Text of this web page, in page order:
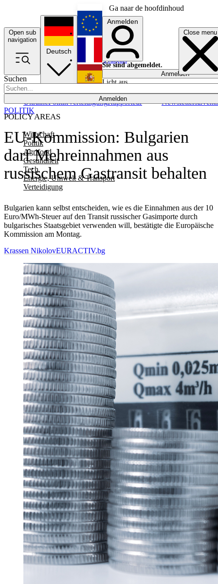
Ga naar de hoofdinhoud
Open sub
navigation
Close menu
Suchen
Anmelden
POLICY AREAS
Wirtschaft
Politik
Agrifood
Gesundheit
Tech
Energie, Umwelt & Transport
Verteidigung
UkrainePolitikVerteidigungRapporteur NewslettersEvents
Deutsch
English
Français
Anmelden
Sie sind abgemeldet.
Anmelden
Licht aus
EU-Kommission: Bulgarien
darf Mehreinnahmen aus
russischem Gastransit behalten
Bulgarien kann selbst entscheiden, wie es die Einnahmen aus der 10
Euro/MWh-Steuer auf den Transit russischer Gasimporte durch
bulgarisches Staatsgebiet verwenden will, bestätigte die Europäische
Kommission am Montag.
POLITIK
Krassen NikolovEURACTIV.bg